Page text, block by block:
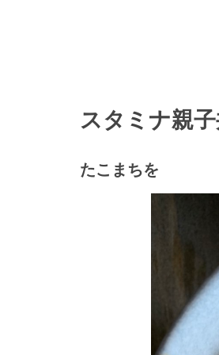
スタミナ親
たこまちを